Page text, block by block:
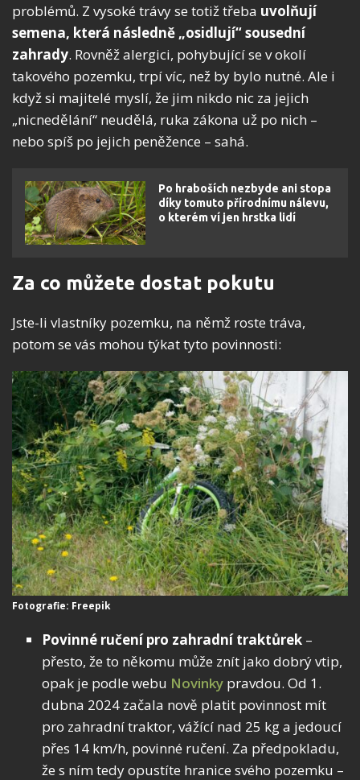
problémů. Z vysoké trávy se totiž třeba uvolňují
semena, která následně „osidlují“ sousední
zahrady. Rovněž alergici, pohybující se v okolí
takového pozemku, trpí víc, než by bylo nutné. Ale i
když si majitelé myslí, že jim nikdo nic za jejich
„nicnedělání“ neudělá, ruka zákona už po nich –
nebo spíš po jejich peněžence – sahá.
Po hraboších nezbyde ani stopa
díky tomuto přírodnímu nálevu,
o kterém ví jen hrstka lidí
Za co můžete dostat pokutu
Jste-li vlastníky pozemku, na němž roste tráva,
potom se vás mohou týkat tyto povinnosti:
Fotografie: Freepik
Povinné ručení pro zahradní traktůrek –
přesto, že to někomu může znít jako dobrý vtip,
opak je podle webu Novinky pravdou. Od 1.
dubna 2024 začala nově platit povinnost mít
pro zahradní traktor, vážící nad 25 kg a jedoucí
přes 14 km/h, povinné ručení. Za předpokladu,
že s ním tedy opustíte hranice svého pozemku –